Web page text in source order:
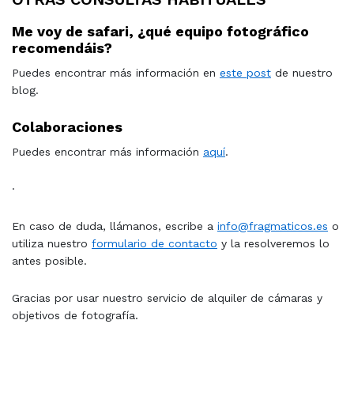
Me voy de safari, ¿qué equipo fotográfico
recomendáis?
Puedes encontrar más información en este post de nuestro
blog.
Colaboraciones
Puedes encontrar más información aquí.
·
En caso de duda, llámanos, escribe a info@fragmaticos.es o
utiliza nuestro formulario de contacto y la resolveremos lo
antes posible.
Gracias por usar nuestro servicio de alquiler de cámaras y
objetivos de fotografía.